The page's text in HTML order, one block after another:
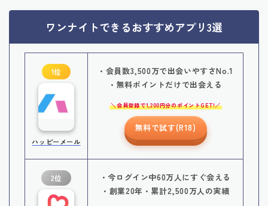
ワンナイトできるおすすめアプリ3選
1位
ハッピーメール
・会員数3,500万で出会いやすさNo.1
・無料ポイントだけで出会える
会員登録で1,200円分のポイントGET!
無料で試す(R18)
2位
・今ログイン中60万人にすぐ会える
・創業20年・累計2,500万人の実績